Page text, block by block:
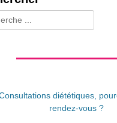
:
diététiques,
rendez-vous ?